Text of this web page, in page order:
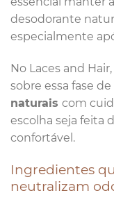
desodorante
especialmente
No Laces and
sobre essa fase
naturais com
escolha seja feita
confortável.
Ingredientes
neutralizam